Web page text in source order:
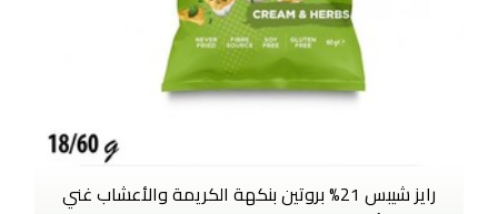
رايز شيبس 21% بروتين بنكهة الكريمة والأعشاب غني